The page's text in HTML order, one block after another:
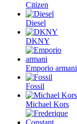
Citizen
Diesel
DKNY
Emporio armani
Fossil
Michael Kors